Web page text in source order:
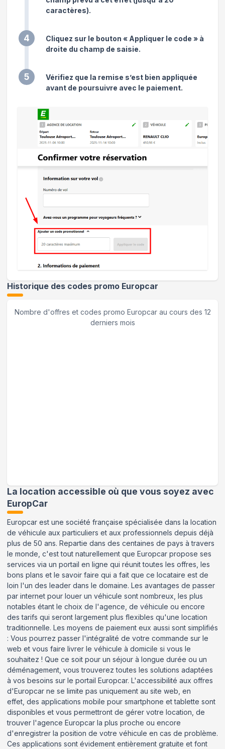
caractères).
4
Cliquez sur le bouton « Appliquer le code » à
droite du champ de saisie.
5
Vérifiez que la remise s’est bien appliquée
avant de poursuivre avec le paiement.
Historique des codes promo Europcar
Nombre d'offres et codes promo Europcarau cours des 12
derniers mois
La location accessible où que vous soyez avec
EuropCar
Europcar est une société française spécialisée dans la location
de véhicule aux particuliers et aux professionnels depuis déjà
plus de 50 ans. Repartie dans des centaines de pays à travers
le monde, c'est tout naturellement que Europcar propose ses
services via un portail en ligne qui réunit toutes les offres, les
bons plans et le savoir faire qui a fait que ce locataire est de
loin l'un des leader dans le domaine. Les avantages de passer
par internet pour louer un véhicule sont nombreux, les plus
notables étant le choix de l'agence, de véhicule ou encore
des tarifs qui seront largement plus flexibles qu'une location
traditionnelle. Les moyens de paiement eux aussi sont simplifiés
: Vous pourrez passer l'intégralité de votre commande sur le
web et vous faire livrer le véhicule à domicile si vous le
souhaitez ! Que ce soit pour un séjour à longue durée ou un
déménagement, vous trouverez toutes les solutions adaptées
à vos besoins sur le portail Europcar. L'accessibilité aux offres
d'Europcar ne se limite pas uniquement au site web, en
effet, des applications mobile pour smartphone et tablette sont
disponibles et vous permettront de gérer votre location, de
trouver l'agence Europcar la plus proche ou encore
d'enregistrer la position de votre véhicule en cas de problème.
Ces applications sont évidement entièrement gratuite et font